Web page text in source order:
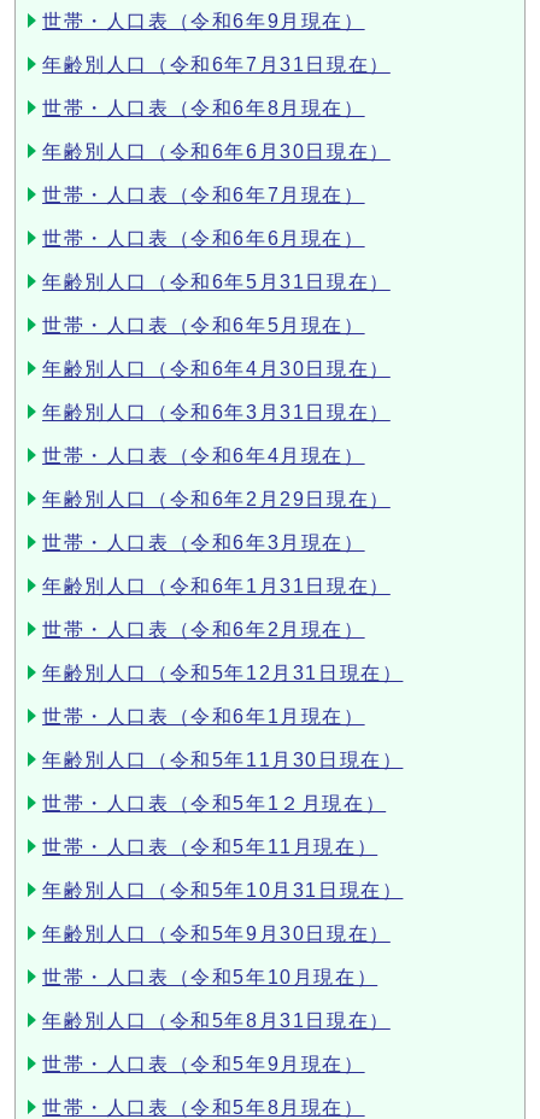
世帯・人口表（令和6年9月現在）
年齢別人口（令和6年7月31日現在）
世帯・人口表（令和6年8月現在）
年齢別人口（令和6年6月30日現在）
世帯・人口表（令和6年7月現在）
世帯・人口表（令和6年6月現在）
年齢別人口（令和6年5月31日現在）
世帯・人口表（令和6年5月現在）
年齢別人口（令和6年4月30日現在）
年齢別人口（令和6年3月31日現在）
世帯・人口表（令和6年4月現在）
年齢別人口（令和6年2月29日現在）
世帯・人口表（令和6年3月現在）
年齢別人口（令和6年1月31日現在）
世帯・人口表（令和6年2月現在）
年齢別人口（令和5年12月31日現在）
世帯・人口表（令和6年1月現在）
年齢別人口（令和5年11月30日現在）
世帯・人口表（令和5年1２月現在）
世帯・人口表（令和5年11月現在）
年齢別人口（令和5年10月31日現在）
年齢別人口（令和5年9月30日現在）
世帯・人口表（令和5年10月現在）
年齢別人口（令和5年8月31日現在）
世帯・人口表（令和5年9月現在）
世帯・人口表（令和5年8月現在）